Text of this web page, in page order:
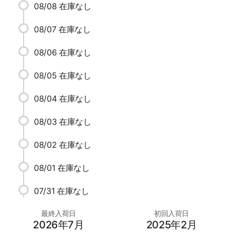
08/08 在庫なし
08/07 在庫なし
08/06 在庫なし
08/05 在庫なし
08/04 在庫なし
08/03 在庫なし
08/02 在庫なし
08/01 在庫なし
07/31 在庫なし
最終入荷日
2026年7月
初回入荷日
2025年2月